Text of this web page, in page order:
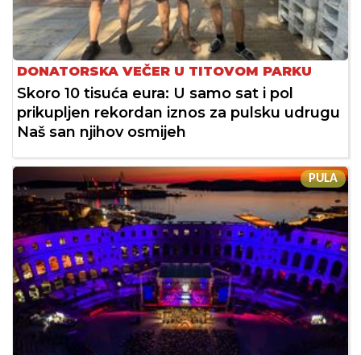
DONATORSKA VEČER U TITOVOM PARKU
Skoro 10 tisuća eura: U samo sat i pol
prikupljen rekordan iznos za pulsku udrugu
Naš san njihov osmijeh
PULA